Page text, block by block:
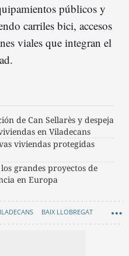
públicos y
carriles bici, accesos
viales que integran el
de Can Sellarès y despeja
en Viladecans
viviendas protegidas
grandes proyectos de
en Europa
BAIX LLOBREGAT